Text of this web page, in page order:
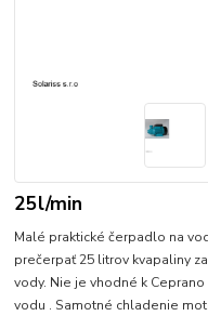
25l/min
Malé praktické čerpadlo na
prečerpať 25 litrov kvapaliny
vody. Nie je vhodné k
vodu . Samotné chladenie